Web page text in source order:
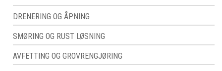
DRENERING OG ÅPNING
SMØRING OG RUST LØSNING
AVFETTING OG GROVRENGJØRING